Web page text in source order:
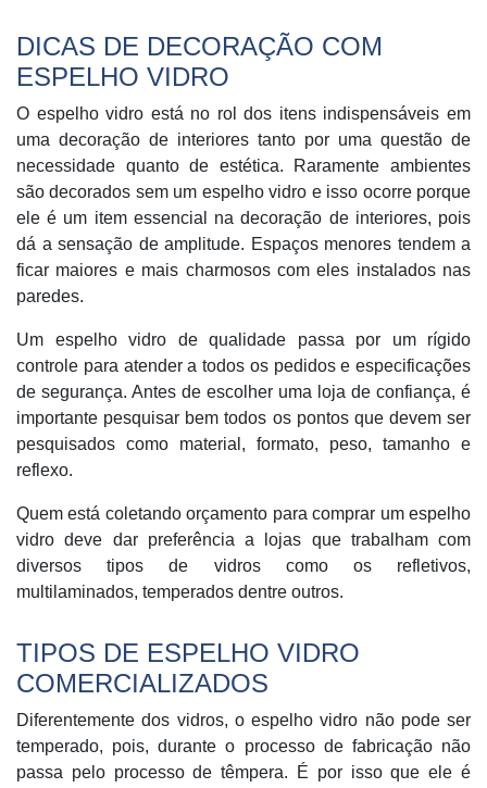
DICAS DE DECORAÇÃO COM
ESPELHO VIDRO
O espelho vidro está no rol dos itens indispensáveis em
uma decoração de interiores tanto por uma questão de
necessidade quanto de estética. Raramente ambientes
são decorados sem um espelho vidro e isso ocorre porque
ele é um item essencial na decoração de interiores, pois
dá a sensação de amplitude. Espaços menores tendem a
ficar maiores e mais charmosos com eles instalados nas
paredes.
Um espelho vidro de qualidade passa por um rígido
controle para atender a todos os pedidos e especificações
de segurança. Antes de escolher uma loja de confiança, é
importante pesquisar bem todos os pontos que devem ser
pesquisados como material, formato, peso, tamanho e
reflexo.
Quem está coletando orçamento para comprar um espelho
vidro deve dar preferência a lojas que trabalham com
diversos tipos de vidros como os refletivos,
multilaminados, temperados dentre outros.
TIPOS DE ESPELHO VIDRO
COMERCIALIZADOS
Diferentemente dos vidros, o espelho vidro não pode ser
temperado, pois, durante o processo de fabricação não
passa pelo processo de têmpera. É por isso que ele é